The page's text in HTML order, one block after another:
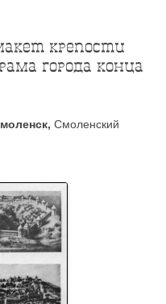
крепости
города конца
Смоленский